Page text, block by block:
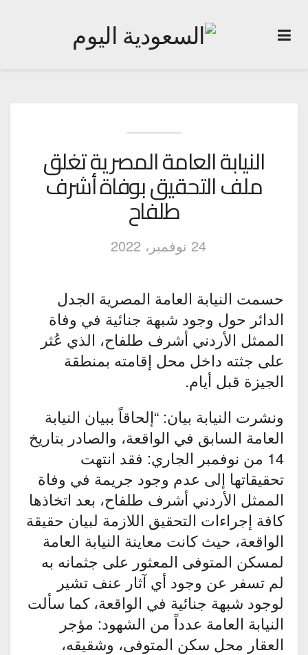
النيابة العامة المصرية تغلق
ملف التحقيق بوفاة أشرف
طلفاح
24 نوفمبر، 2022
حسمت النيابة العامة المصرية الجدل
الدائر حول وجود شبهة جنائية في وفاة
الممثل الأردني أشرف طلفاح، الذي عُثر
على جثته داخل محل إقامته بمنطقة
الجيزة قبل أيام.
ونشرت النيابة بيان: “إلحاقاً ببيان النيابة
العامة السابق في الواقعة، والصادر بتاريخ
14 من نوفمبر الجاري: فقد انتهت
تحقيقاتها إلى عدم وجود جريمة في وفاة
الممثل الأردني أشرف طلفاح، بعد اتخاذها
كافة إجراءات التحقيق اللازمة لبيان حقيقة
الواقعة، حيث كانت معاينة النيابة العامة
لمسكن المتوفى المعثور على جثمانه به
لم تسفر عن وجود أي آثار عنف تشير
لوجود شبهة جنائية في الواقعة، كما سألت
النيابة العامة عدداً من الشهود: مؤجر
العقار محل سكن المتوفى، وشقيقه،